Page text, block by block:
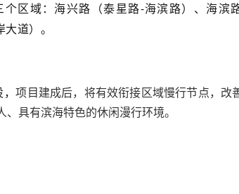
个区域：海兴路（泰星路-海滨路）、海滨
道）。
，项目建成后，将有效衔接区域慢行节点，改
具有滨海特色的休闲漫行环境。